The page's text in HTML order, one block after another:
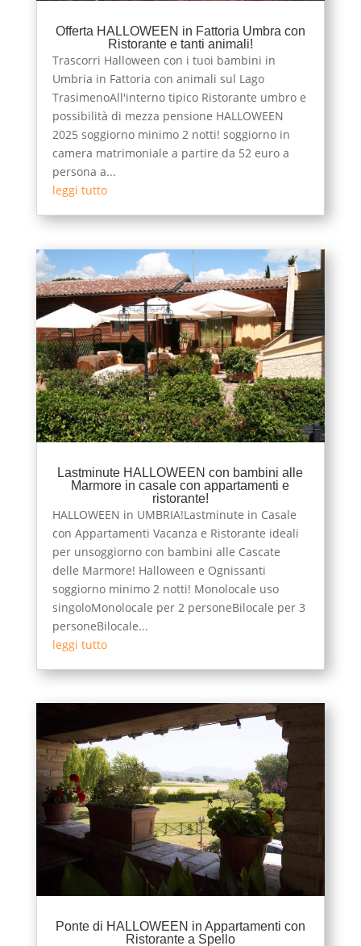
Offerta HALLOWEEN in Fattoria Umbra con
Ristorante e tanti animali!
Trascorri Halloween con i tuoi bambini in
Umbria in Fattoria con animali sul Lago
TrasimenoAll'interno tipico Ristorante umbro e
possibilità di mezza pensione HALLOWEEN
2025 soggiorno minimo 2 notti! soggiorno in
camera matrimoniale a partire da 52 euro a
persona a...
leggi tutto
Lastminute HALLOWEEN con bambini alle
Marmore in casale con appartamenti e
ristorante!
HALLOWEEN in UMBRIA!Lastminute in Casale
con Appartamenti Vacanza e Ristorante ideali
per unsoggiorno con bambini alle Cascate
delle Marmore! Halloween e Ognissanti
soggiorno minimo 2 notti! Monolocale uso
singoloMonolocale per 2 personeBilocale per 3
personeBilocale...
leggi tutto
Ponte di HALLOWEEN in Appartamenti con
Ristorante a Spello